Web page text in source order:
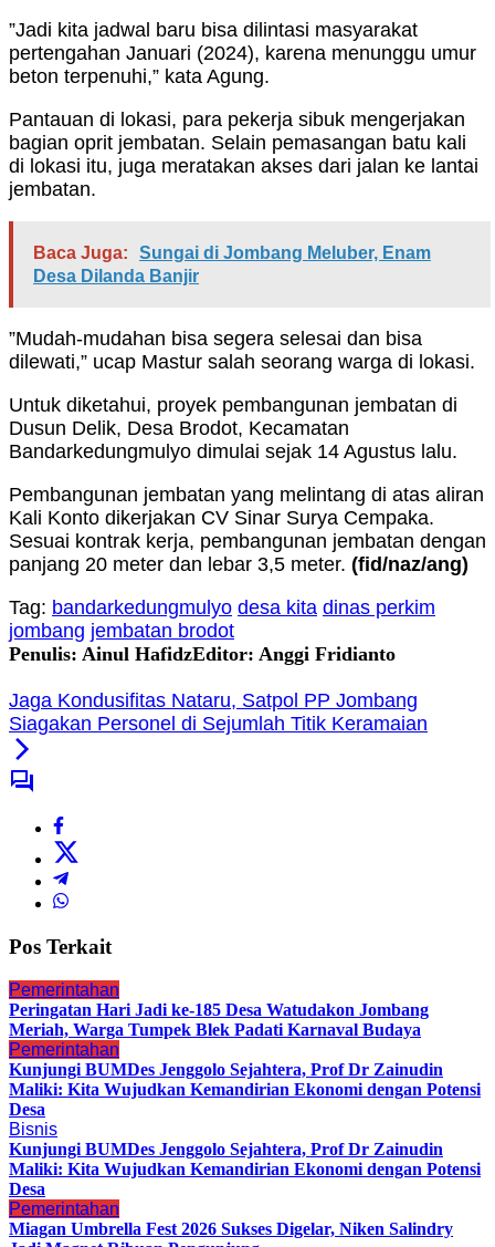
”Jadi kita jadwal baru bisa dilintasi masyarakat
pertengahan Januari (2024), karena menunggu umur
beton terpenuhi,” kata Agung.
Pantauan di lokasi, para pekerja sibuk mengerjakan
bagian oprit jembatan. Selain pemasangan batu kali
di lokasi itu, juga meratakan akses dari jalan ke lantai
jembatan.
Baca Juga:
Sungai di Jombang Meluber, Enam
Desa Dilanda Banjir
”Mudah-mudahan bisa segera selesai dan bisa
dilewati,” ucap Mastur salah seorang warga di lokasi.
Untuk diketahui, proyek pembangunan jembatan di
Dusun Delik, Desa Brodot, Kecamatan
Bandarkedungmulyo dimulai sejak 14 Agustus lalu.
Pembangunan jembatan yang melintang di atas aliran
Kali Konto dikerjakan CV Sinar Surya Cempaka.
Sesuai kontrak kerja, pembangunan jembatan dengan
panjang 20 meter dan lebar 3,5 meter. (fid/naz/ang)
Tag: bandarkedungmulyo desa kita dinas perkim
jombang jembatan brodot
Penulis: Ainul HafidzEditor: Anggi Fridianto
Jaga Kondusifitas Nataru, Satpol PP Jombang
Siagakan Personel di Sejumlah Titik Keramaian
Pos Terkait
Pemerintahan
Peringatan Hari Jadi ke-185 Desa Watudakon Jombang
Meriah, Warga Tumpek Blek Padati Karnaval Budaya
Pemerintahan
Kunjungi BUMDes Jenggolo Sejahtera, Prof Dr Zainudin
Maliki: Kita Wujudkan Kemandirian Ekonomi dengan Potensi
Desa
Bisnis
Kunjungi BUMDes Jenggolo Sejahtera, Prof Dr Zainudin
Maliki: Kita Wujudkan Kemandirian Ekonomi dengan Potensi
Desa
Pemerintahan
Miagan Umbrella Fest 2026 Sukses Digelar, Niken Salindry